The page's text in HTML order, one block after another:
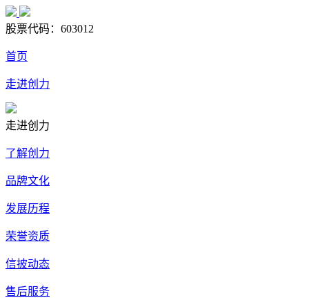
股票代码： 603012
首页
走进创力
走进创力
了解创力
品牌文化
发展历程
荣誉资质
信披动态
售后服务